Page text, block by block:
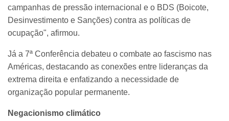
campanhas de pressão internacional e o BDS (Boicote,
Desinvestimento e Sanções) contra as políticas de
ocupação", afirmou.
Já a 7ª Conferência debateu o combate ao fascismo nas
Américas, destacando as conexões entre lideranças da
extrema direita e enfatizando a necessidade de
organização popular permanente.
Negacionismo climático